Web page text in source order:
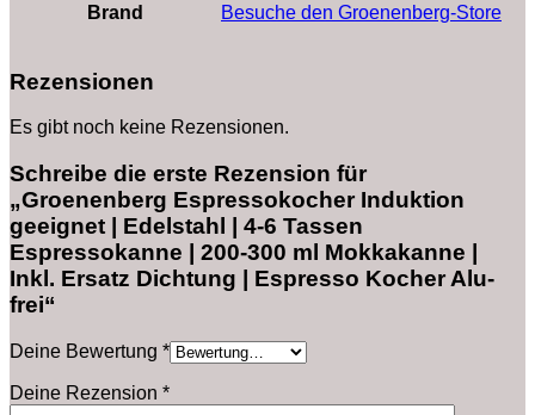
Brand Besuche den Groenenberg-Store
Rezensionen
Es gibt noch keine Rezensionen.
Schreibe die erste Rezension für
„Groenenberg Espressokocher Induktion
geeignet | Edelstahl | 4-6 Tassen
Espressokanne | 200-300 ml Mokkakanne |
Inkl. Ersatz Dichtung | Espresso Kocher Alu-
frei“
Deine Bewertung *
Deine Rezension *